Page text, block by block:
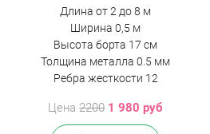
Длина от 2 до 8 м
Ширина 0,5 м
Высота борта 17 см
Толщина металла 0.5 мм
Ребра жесткости 12
Цена2200 1 980 руб